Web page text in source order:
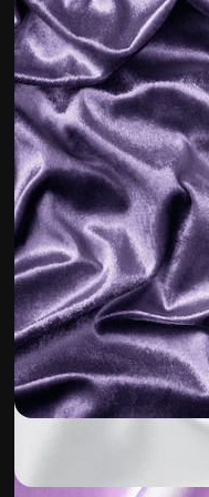
La plataforma
trabajo. Más
entre
estudios.
Español